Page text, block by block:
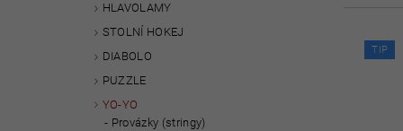
HLAVOLAMY
STOLNÍ HOKEJ
DIABOLO
PUZZLE
YO-YO
Provázky (stringy)
TIP